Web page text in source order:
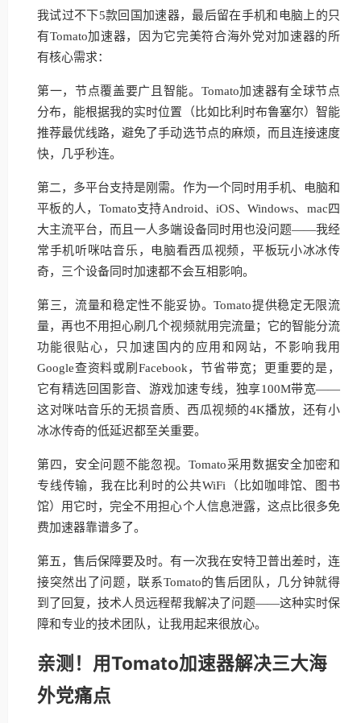
我试过不下5款回国加速器，最后留在手机和电脑上的只
有Tomato加速器，因为它完美符合海外党对加速器的所
有核心需求：
第一，节点覆盖要广且智能。Tomato加速器有全球节点
分布，能根据我的实时位置（比如比利时布鲁塞尔）智能
推荐最优线路，避免了手动选节点的麻烦，而且连接速度
快，几乎秒连。
第二，多平台支持是刚需。作为一个同时用手机、电脑和
平板的人，Tomato支持Android、iOS、Windows、mac四
大主流平台，而且一人多端设备同时用也没问题——我经
常手机听咪咕音乐，电脑看西瓜视频，平板玩小冰冰传
奇，三个设备同时加速都不会互相影响。
第三，流量和稳定性不能妥协。Tomato提供稳定无限流
量，再也不用担心刷几个视频就用完流量；它的智能分流
功能很贴心，只加速国内的应用和网站，不影响我用
Google查资料或刷Facebook，节省带宽；更重要的是，
它有精选回国影音、游戏加速专线，独享100M带宽——
这对咪咕音乐的无损音质、西瓜视频的4K播放，还有小
冰冰传奇的低延迟都至关重要。
第四，安全问题不能忽视。Tomato采用数据安全加密和
专线传输，我在比利时的公共WiFi（比如咖啡馆、图书
馆）用它时，完全不用担心个人信息泄露，这点比很多免
费加速器靠谱多了。
第五，售后保障要及时。有一次我在安特卫普出差时，连
接突然出了问题，联系Tomato的售后团队，几分钟就得
到了回复，技术人员远程帮我解决了问题——这种实时保
障和专业的技术团队，让我用起来很放心。
亲测！用Tomato加速器解决三大海
外党痛点